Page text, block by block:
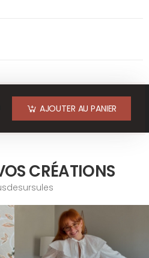
AJOUTER AU PANIER
CRÉATIONS